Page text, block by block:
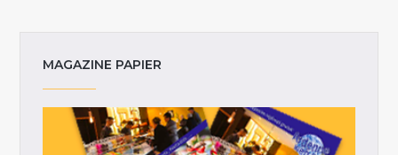
MAGAZINE PAPIER